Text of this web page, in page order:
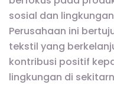
sosial dan
Perusahaan ini
tekstil yang
kontribusi positif
lingkungan di